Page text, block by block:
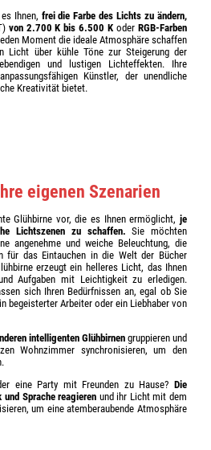
Ihnen, frei die Farbe des Lichts zu ändern,
von 2.700 K bis 6.500 K oderRGB-Farben
Moment die ideale Atmosphäre schaffen
Licht über kühle Töne zur Steigerung der
und lustigen Lichteffekten. Ihre
Künstler, der unendliche
Kreativität bietet.
eigenen Szenarien
Glühbirne vor, die es Ihnen ermöglicht, je
Lichtszenen zu schaffen. Sie möchten
angenehme und weiche Beleuchtung, die
für das Eintauchen in die Welt der Bücher
erzeugt ein helleres Licht, das Ihnen
Aufgaben mit Leichtigkeit zu erledigen.
sich Ihren Bedürfnissen an, egal ob Sie
begeisterter Arbeiter oder ein Liebhaber von
intelligenten Glühbirnen gruppieren und
Wohnzimmer synchronisieren, um den
eine Party mit Freunden zu Hause? Die
Sprache reagieren und ihr Licht mit dem
um eine atemberaubende Atmosphäre